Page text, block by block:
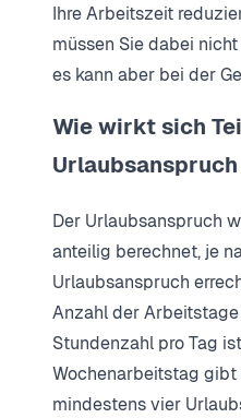
Ihre Arbeitszeit
müssen Sie dabei
es kann aber bei der
Wie wirkt sich
Urlaubsanspruch
Der Urlaubsanspruch
anteilig berechnet, je
Urlaubsanspruch
Anzahl der Arbeitstage
Stundenzahl pro Tag
Wochenarbeitstag
mindestens vier